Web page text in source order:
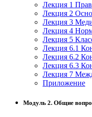
Лекция 1
Лекция 2
Лекция 3
Лекция 4
Лекция 5
Лекция 6.1
Лекция 6.2
Лекция 6.3
Лекция 7
Приложение
Модуль 2. Общие